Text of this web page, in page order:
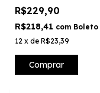
- Azul
R$229,90
R$218,41 com Boleto
12 x de R$23,39
Comprar